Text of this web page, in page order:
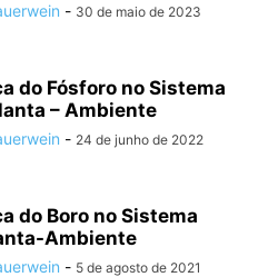
- 30 de maio de 2023
do Fósforo no Sistema
– Ambiente
- 24 de junho de 2022
do Boro no Sistema
Ambiente
- 5 de agosto de 2021